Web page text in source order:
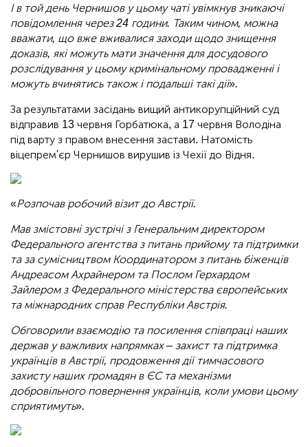
І в той день Чернишов у цьому чаті увімкнув зникаючі
повідомлення через 24 години. Таким чином, можна
вважати, що вже вживалися заходи щодо знищення
доказів, які можуть мати значення для досудового
розслідування у цьому кримінальному провадженні і
можуть вчинятись також і подальші такі дії».
За результатами засідань вищий антикорупційний суд
відправив 13 червня Горбатюка, а 17 червня Володіна
під варту з правом внесення застави. Натомість
віцепрем'єр Чернишов вирушив із Чехії до Відня.
«Розпочав робочий візит до Австрії.
Мав змістовні зустрічі з Генеральним директором
Федерального агентства з питань прийому та підтримки
та за сумісництвом Координатором з питань біженців
Андреасом Ахрайнером та Послом Герхардом
Зайлером з Федерального міністерства європейських
та міжнародних справ Республіки Австрія.
Обговорили взаємодію та посилення співпраці наших
держав у важливих напрямках – захист та підтримка
українців в Австрії, продовження дії тимчасового
захисту наших громадян в ЄС та механізми
добровільного повернення українців, коли умови цьому
сприятимуть».